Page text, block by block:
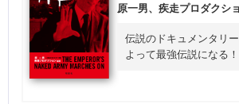
原一男、疾走プロダクシ
伝説のドキュメンタリ
よって最強伝説になる！